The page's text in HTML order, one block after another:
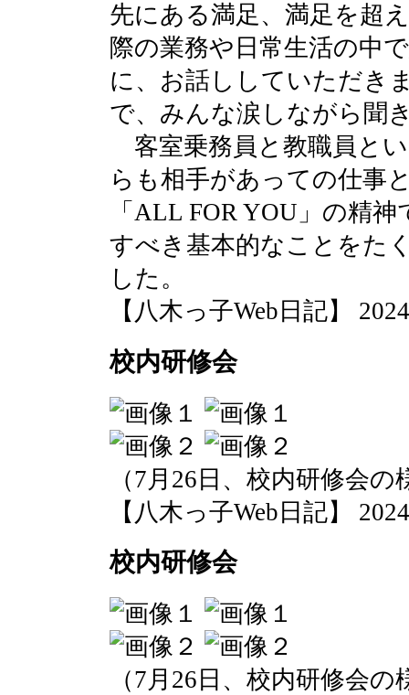
先にある満足、満足を超
際の業務や日常生活の中
に、お話ししていただき
で、みんな涙しながら聞
客室乗務員と教職員と
らも相手があっての仕事
「ALL FOR YOU」の精
すべき基本的なことをた
した。
【八木っ子Web日記】
校内研修会
（7月26日、校内研修会の
【八木っ子Web日記】
校内研修会
（7月26日、校内研修会の